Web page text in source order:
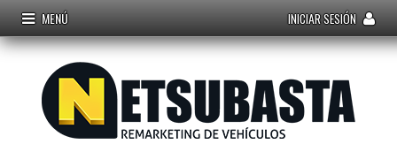
MENÚ INICIAR SESIÓN